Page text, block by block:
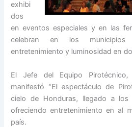
exhibi
dos
en eventos especiales y en las
celebran en los
entretenimiento y luminosidad en
El Jefe del Equipo Pirotécnico,
manifestó “El espectáculo de
cielo de Honduras, llegado a
ofreciendo entretenimiento en al
país.